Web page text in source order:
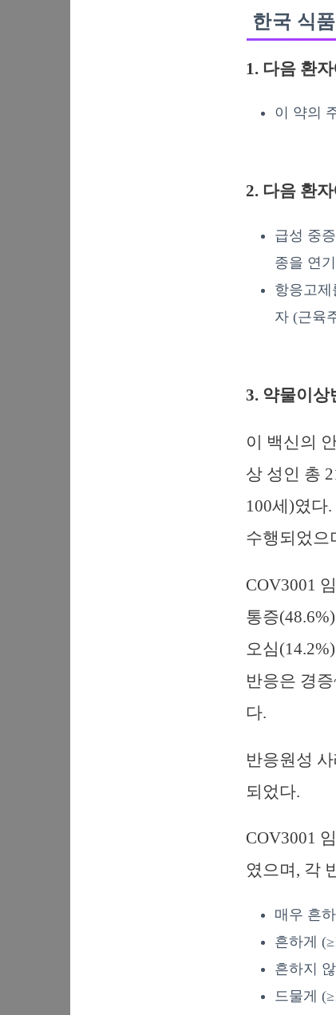
한국 식
1. 다음 환
이 약의
2. 다음 환
급성 중
종을 연
항응고
자 (근육
3. 약물이상
이 백신의
상 성인 총
100세)였다
수행되었으
COV3001
통증
오심
반응은 경
다.
반응원성
되었다.
COV3001
였으며, 각
매우 흔
흔하게
흔하지
드물게